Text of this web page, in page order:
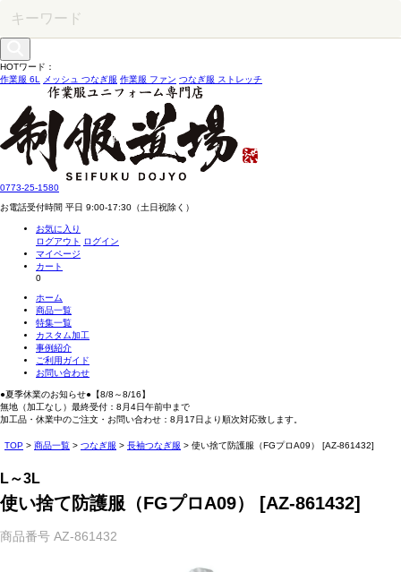
HOTワード：
作業服 6L
メッシュ つなぎ服 作業服 ファン つなぎ服 ストレッチ
0773-25-1580
お電話受付時間 平日 9:00-17:30（土日祝除く）
お気に入り
ログアウト ログイン
マイページ
カート
0
ホーム
商品一覧
特集一覧
カスタム加工
事例紹介
ご利用ガイド
お問い合わせ
●夏季休業のお知らせ●【8/8～8/16】
無地（加工なし）最終受付：8月4日午前中まで
加工品・休業中のご注文・お問い合わせ：8月17日より順次対応致します。
TOP 商品一覧 つなぎ服 長袖つなぎ服 使い捨て防護服（FGプロA09） [AZ-861432]
L～3L
使い捨て防護服（FGプロA09） [AZ-861432]
商品番号 AZ-861432